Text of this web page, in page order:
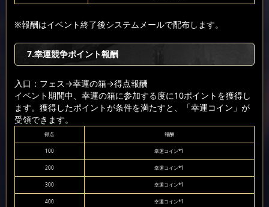
※報酬はイベント終了後システムメールで配布します。
7.幸運競争ポイント報酬
入口：フェス→幸運の箱→得点報酬
イベント期間中、幸運の箱に参加する度に10ポイントを獲得し
ます。獲得したポイントが条件を満たすと、「幸運コイン」が
受領できます。
得点 報酬
100 幸運コイン*1
200 幸運コイン*1
300 幸運コイン*1
400 幸運コイン*1